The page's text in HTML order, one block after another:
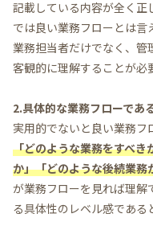
記載している内容が全く正
では良い業務フローとは言
業務担当者だけでなく、管
客観的に理解することが必
2.具体的な業務フローであ
実用的でないと良い業務フ
「どのような業務をすべき
か」「どのような後続業
が業務フローを見れば理
る具体性のレベル感である